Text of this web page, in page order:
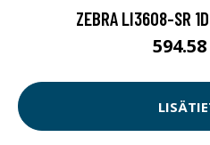
ZEBRA LI3608-SR